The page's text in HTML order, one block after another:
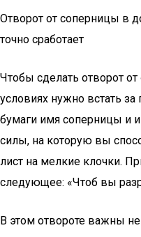
Отворот от соперницы в
точно сработает
Чтобы сделать отворот
условиях нужно встать за
бумаги имя соперницы и
силы, на которую вы
лист на мелкие клочки.
следующее: «Чтоб вы
В этом отвороте важны